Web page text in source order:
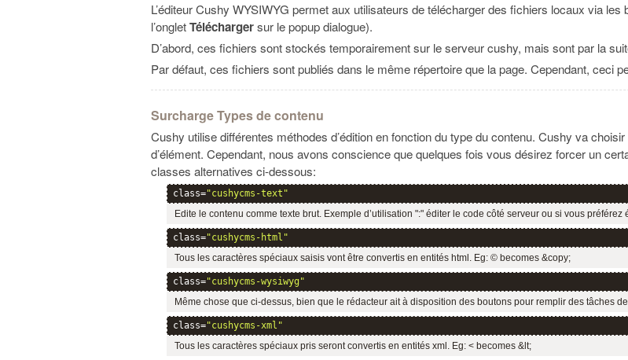
L’éditeur Cushy WYSIWYG permet aux utilisateurs de télécharger des fichiers locaux via les
l’ongletTéléchargersur le popup dialogue).
D’abord, ces fichiers sont stockés temporairement sur le serveur cushy, mais sont par la
Par défaut, ces fichiers sont publiés dans le même répertoire que la page. Cependant, ceci
Surcharge Types de contenu
Cushy utilise différentes méthodes d’édition en fonction du type du contenu. Cushy va
d’élément. Cependant, nous avons conscience que quelques fois vous désirez forcer un
classes alternatives ci-dessous:
class="cushycms-text"
Edite le contenu comme texte brut. Exemple d’utilisation ":" éditer le code côté serveur ou si vous préférez
class="cushycms-html"
Tous les caractères spéciaux saisis vont être convertis en entités html. Eg: © becomes &copy;
class="cushycms-wysiwyg"
Même chose que ci-dessus, bien que le rédacteur ait à disposition des boutons pour remplir des tâches
class="cushycms-xml"
Tous les caractères spéciaux pris seront convertis en entités xml. Eg: < becomes &lt;